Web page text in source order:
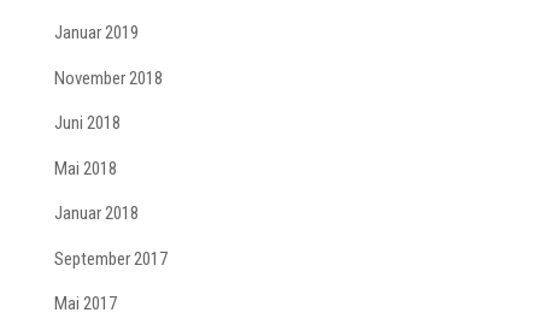
Januar 2019
November 2018
Juni 2018
Mai 2018
Januar 2018
September 2017
Mai 2017